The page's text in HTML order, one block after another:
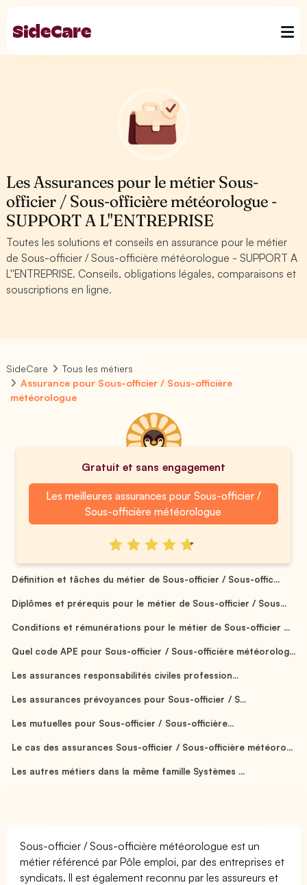
Les Assurances pour le métier Sous-
officier / Sous-officière météorologue -
SUPPORT A L''ENTREPRISE
Toutes les solutions et conseils en assurance pour le métier
de Sous-officier / Sous-officière météorologue - SUPPORT A
L''ENTREPRISE. Conseils, obligations légales, comparaisons et
souscriptions en ligne.
SideCare
Tous les métiers
Assurance pour Sous-officier / Sous-officière
météorologue
Gratuit et sans engagement
Les meilleures assurances pour Sous-officier /
Sous-officière météorologue
Définition et tâches du métier de Sous-officier / Sous-offic...
Diplômes et prérequis pour le métier de Sous-officier / Sous...
Conditions et rémunérations pour le métier de Sous-officier ...
Quel code APE pour Sous-officier / Sous-officière météorolog...
Les assurances responsabilités civiles profession...
Les assurances prévoyances pour Sous-officier / S...
Les mutuelles pour Sous-officier / Sous-officière...
Le cas des assurances Sous-officier / Sous-officière météoro...
Les autres métiers dans la même famille Systèmes ...
Sous-officier / Sous-officière météorologue est un
métier référencé par Pôle emploi, par des entreprises et
syndicats. Il est également reconnu par les assureurs et